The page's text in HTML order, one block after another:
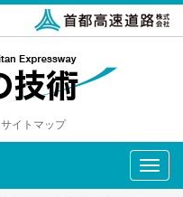
サイトマップ
Toggle